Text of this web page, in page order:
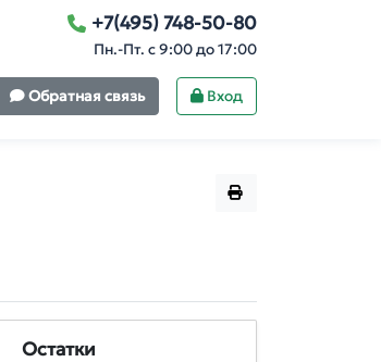
+7(495) 748-50-80
Пн.-Пт. с 9:00 до 17:00
Обратная связь Вход
Остатки